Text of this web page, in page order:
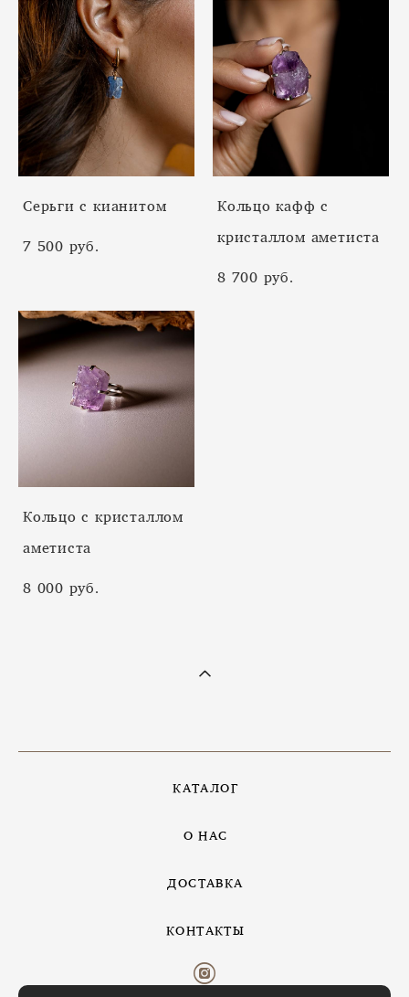
Cерьги с кианитом
7 500 pуб.
Кольцо кафф с
кристаллом аметиста
8 700 pуб.
Кольцо с кристаллом
аметиста
8 000 pуб.
КАТАЛОГ
О НАС
ДОСТАВКА
КОНТАКТЫ